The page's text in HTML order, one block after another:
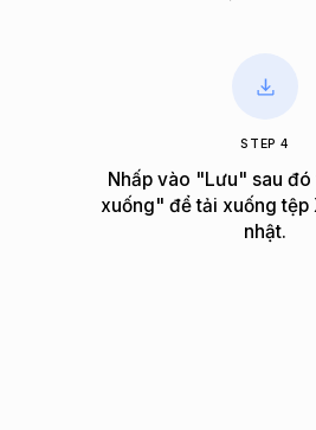
STEP 4
Nhấp vào "Lưu" sau
xuống" để tải xuống tệp
nhật.